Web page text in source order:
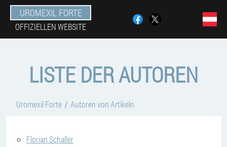
UROMEXIL FORTE
OFFIZIELLEN WEBSITE
LISTE DER AUTOREN
Uromexil Forte Autoren von Artikeln
Florian Schaller